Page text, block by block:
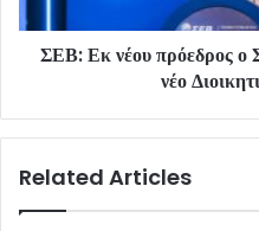
ΣΕΒ: Εκ νέου πρόεδρος ο
νέο
Related Articles